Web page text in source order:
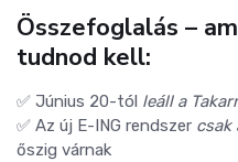
Összefoglalás –
tudnod kell:
✅ Június 20-tól leáll a
✅ Az új E-ING rendszer csak
őszig várnak